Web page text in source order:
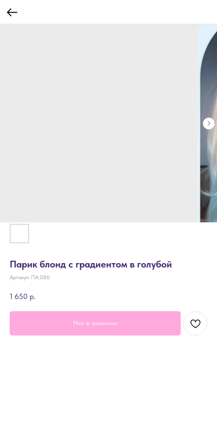
Парик блонд с градиентом в голубой
Артикул: ПА.086
1 650 р.
Нет в наличии